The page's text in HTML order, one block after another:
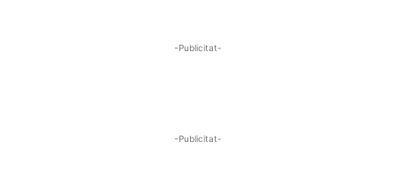
-Publicitat-
-Publicitat-